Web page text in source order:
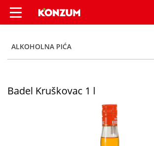
Badel Kruškovac 1 l -
ALKOHOLNA PIĆA
Badel Kruškovac 1 l